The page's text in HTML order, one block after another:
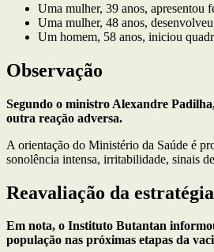
Uma mulher, 39 anos, apresentou
Uma mulher, 48 anos,
Um homem, 58 anos, iniciou
Observação
Segundo o ministro Alexandre
outra reação adversa.
A orientação do Ministério da Saúde é
sonolência intensa, irritabilidade, sinais
Reavaliação da estratégia
Em nota, o Instituto Butantan
população nas próximas etapas da